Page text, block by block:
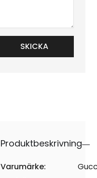
Produktbeskrivning
Varumärke: